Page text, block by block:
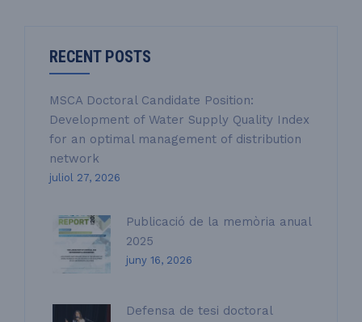
RECENT POSTS
MSCA Doctoral Candidate Position:
Development of Water Supply Quality Index
for an optimal management of distribution
network
juliol 27, 2026
Publicació de la memòria anual
2025
juny 16, 2026
Defensa de tesi doctoral